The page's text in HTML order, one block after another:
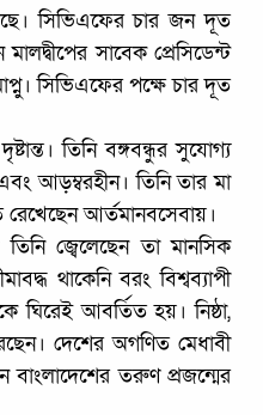
সিভিএফের চার জন দূত
সাবেক প্রেসিডেন্ট
সিভিএফের পক্ষে চার দূত
তিনি বঙ্গবন্ধুর সুযোগ্য
আড়ম্বরহীন। তিনি তার মা
আর্তমানবসেবায়।
জ্বেলেছেন তা মানসিক
থাকেনি বরং বিশ্বব্যাপী
ঘিরেই আবর্তিত হয়। নিষ্ঠা,
দেশের অগণিত মেধাবী
তরুণ প্রজন্মের